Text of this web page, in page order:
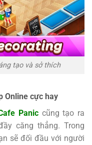
tạo và sở thích
Online cực hay
Paniccũng tạo ra
căng thẳng. Trong
sẽ đối đầu với người